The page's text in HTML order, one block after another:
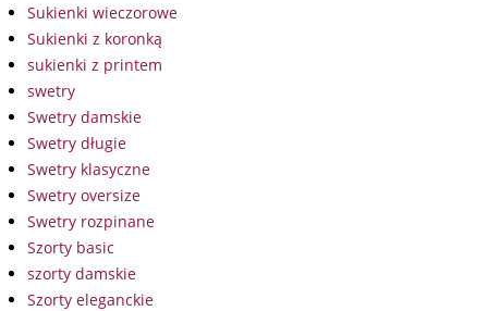
Sukienki wieczorowe
Sukienki z koronką
sukienki z printem
swetry
Swetry damskie
Swetry długie
Swetry klasyczne
Swetry oversize
Swetry rozpinane
Szorty basic
szorty damskie
Szorty eleganckie